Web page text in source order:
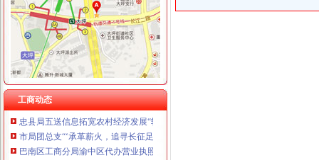
工商动态
江津局着力加非公有制经济的渝中区代办营业执照建工作
南川个协积引导会员脱贫致富
双桥局重庆代办公司积宣十项便民服务措施
忠县局以“建立七类工商”渝中区代办营业执照落实市局2006年工作要点
巴南局认真抓好新《公司法》的渝中区工商代办贯彻实施
江北局四项措施加种子市渝中区代办营业执照场监管保护春耕播种
国家工商总局渝中区工商代办检查组检查大足局行政执法工作
忠县局五送信息拓宽农村经济发展“软通道”渝中区代办营业执照
市局团总支“‘承革薪火，追寻长征足迹’遵义行”重庆代办营业执照活动成功举行
巴南区工商分局渝中区代办营业执照开通公众信息网
万州农村经纪人呈现“五大发展”重庆代办营业执照趋势